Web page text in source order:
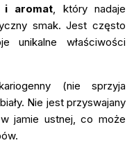
i aromat , który nadaje
smak. Jest często
unikalne właściwości
(nie sprzyja
Nie jest przyswajany
jamie ustnej, co może